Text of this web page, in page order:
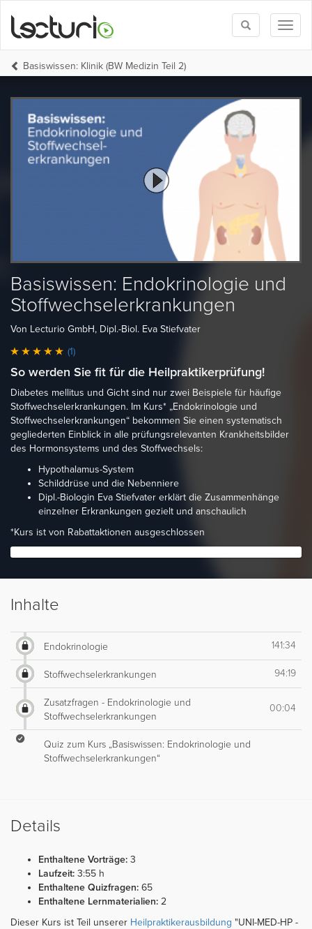
Toggle
search
Basiswissen: Klinik (BW Medizin Teil 2)
Basiswissen: Endokrinologie und
Stoffwechselerkrankungen
Von Lecturio GmbH, Dipl.-Biol. Eva Stiefvater
(1)
So werden Sie fit für die Heilpraktikerprüfung!
Diabetes mellitus und Gicht sind nur zwei Beispiele für häufige
Stoffwechselerkrankungen. Im Kurs* „Endokrinologie und
Stoffwechselerkrankungen“ bekommen Sie einen systematisch
gegliederten Einblick in alle prüfungsrelevanten Krankheitsbilder
des Hormonsystems und des Stoffwechsels:
Hypothalamus-System
Schilddrüse und die Nebenniere
Dipl.-Biologin Eva Stiefvater erklärt die Zusammenhänge
einzelner Erkrankungen gezielt und anschaulich
*Kurs ist von Rabattaktionen ausgeschlossen
Inhalte
Endokrinologie 141:34
Stoffwechselerkrankungen 94:19
Zusatzfragen - Endokrinologie und
Stoffwechselerkrankungen
00:04
Quiz zum Kurs „Basiswissen: Endokrinologie und
Stoffwechselerkrankungen“
Details
Enthaltene Vorträge: 3
Laufzeit: 3:55 h
Enthaltene Quizfragen: 65
Enthaltene Lernmaterialien: 2
Dieser Kurs ist Teil unserer Heilpraktikerausbildung "UNI-MED-HP -